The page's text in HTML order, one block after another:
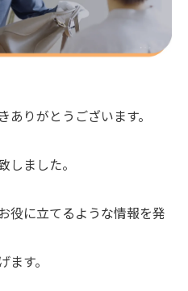
りがとうございます。
しました。
役に立てるような情報を発
す。